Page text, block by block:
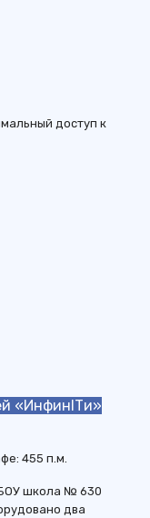
доступ к
«ИнфинITи»
455 п.м.
школа № 630
два